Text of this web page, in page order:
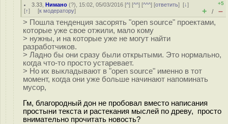
3.33 ,Нимано (?), 15:02, 05/03/2016 [^] [^^] [^^^] [ответить][↓]
[↑] [к модератору]
+5
+ / –
> Пошла тенденция засорять "open source" проектами,
которые уже свое отжили, мало кому
> нужны, и на которые уже не могут найти
разработчиков.
> Ладно бы они сразу были открытыми. Это нормально,
когда что-то просто устаревает.
> Но их выкладывают в "open source" именно в тот
момент, когда они уже больше начинают напоминать
мусор,
Гм, благородный дон не пробовал вместо написания
простыни текста и растекания мыслей по древу, просто
внимательно прочитать новость?